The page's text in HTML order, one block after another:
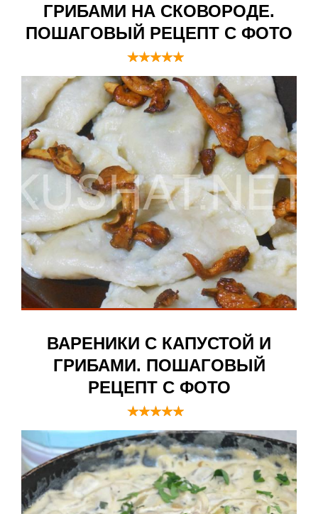
ГРИБАМИ НА СКОВОРОДЕ.
ПОШАГОВЫЙ РЕЦЕПТ С ФОТО
ВАРЕНИКИ С КАПУСТОЙ И
ГРИБАМИ. ПОШАГОВЫЙ
РЕЦЕПТ С ФОТО